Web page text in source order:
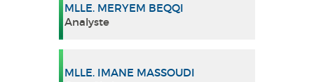
MLLE. MERYEM BEQQI
Analyste
MLLE. IMANE MASSOUDI